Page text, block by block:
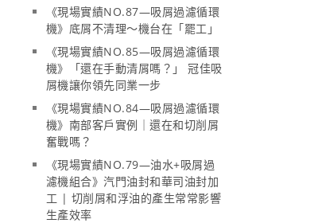
《現場實績NO.87—吸屑過濾循環
機》底屑不清理～機台在「罷工」
《現場實績NO.85—吸屑過濾循環
機》「還在手動清屑嗎？」 冠佳吸
屑機讓你領先同業一步
《現場實績NO.84—吸屑過濾循環
機》南部客戶實例｜還在和切削屑
奮戰嗎？
《現場實績NO.79—油水+吸屑過
濾機組合》汽門油封和華司油封加
工 | 切削屑和浮油的產生常常影響
生產效率